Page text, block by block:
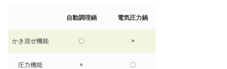
自動調理鍋 電気圧力鍋
かき混ぜ機能 〇 ×
圧力機能 × 〇